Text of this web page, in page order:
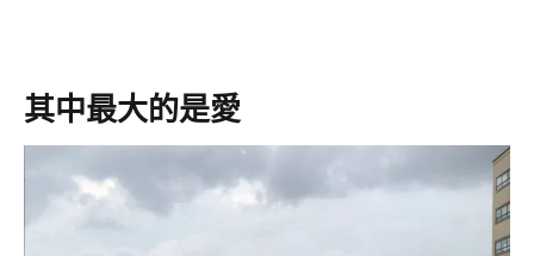
其中最大的是愛